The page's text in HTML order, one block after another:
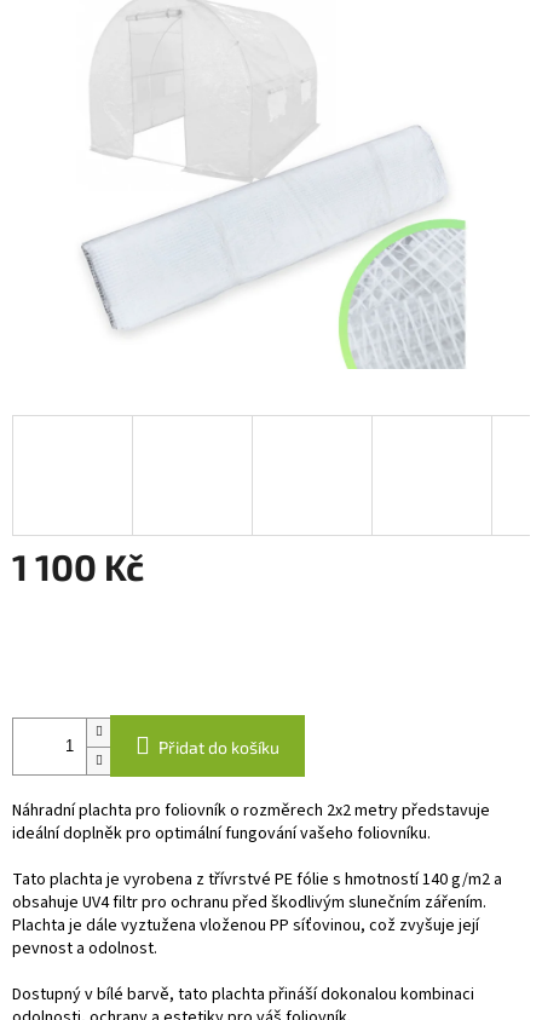
1 100 Kč
Přidat do košíku
Náhradní plachta pro foliovník o rozměrech 2x2 metry představuje
ideální doplněk pro optimální fungování vašeho foliovníku.
Tato plachta je vyrobena z třívrstvé PE fólie s hmotností 140 g/m2 a
obsahuje UV4 filtr pro ochranu před škodlivým slunečním zářením.
Plachta je dále vyztužena vloženou PP síťovinou, což zvyšuje její
pevnost a odolnost.
Dostupný v bílé barvě, tato plachta přináší dokonalou kombinaci